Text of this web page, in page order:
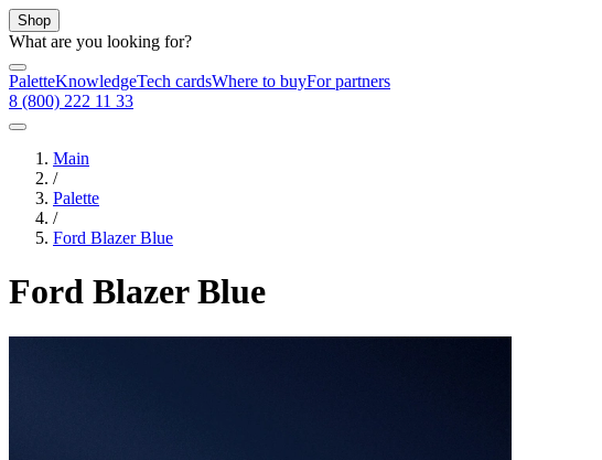
Shop
What are you looking for?
PaletteKnowledgeTech cardsWhere to buyFor partners
8 (800) 222 11 33
Main
/
Palette
/
Ford Blazer Blue
Ford Blazer Blue